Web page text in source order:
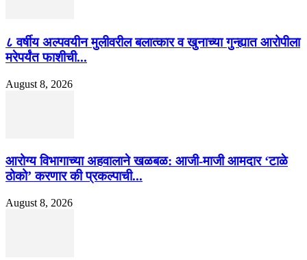
८ वर्षीय अल्पवयीन मुलीवरील बलात्कार व खुनाच्या गुन्ह्यात आरोपीला
मरेपर्यंत फाशीची...
August 8, 2026
आरोग्य विभागाच्या अहवालाने खळबळ: आजी-माजी आमदार ‘टाळे
ठोको’ करणार की प्रकल्पाची...
August 8, 2026